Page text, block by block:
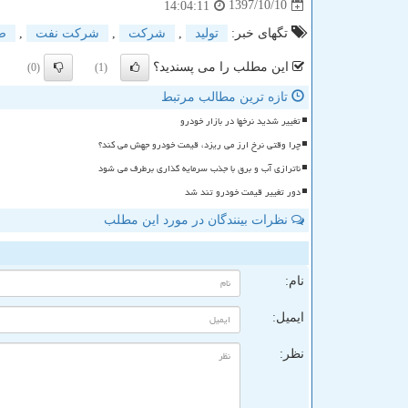
1397/10/10
14:04:11
تگهای خبر:
تولید شركت شركت نفت
این مطلب را می پسندید؟ (1)
(0)
تازه ترین مطالب مرتبط
تغییر شدید نرخها در بازار خودرو
چرا وقتی نرخ ارز می ریزد، قیمت خودرو جهش می کند؟
ناترازی آب و برق با جذب سرمایه گذاری برطرف می شود
دور تغییر قیمت خودرو تند شد
نظرات بینندگان در مورد این مطلب
نام:
ایمیل:
نظر: